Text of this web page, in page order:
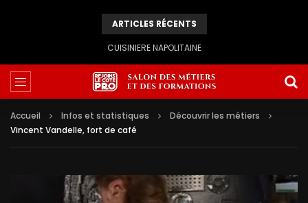
ARTICLES RÉCENTS
CUISINIERE NAPOLITAINE
Accueil Infos et statistiques
Découvrir les métiers
Vincent Vandelle, fort de café